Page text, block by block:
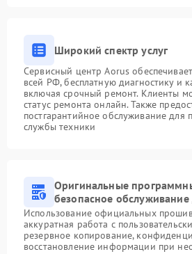
Широкий спектр услуг
Сервисный центр Aorus
всей РФ, бесплатную диагностику и
включая срочный ремонт. Клиенты
статус ремонта онлайн. Также
постгарантийное обслуживание для
службы техники
Оригинальные
безопасное
Использование официальных
аккуратная работа с
резервное копирование,
восстановление информации при